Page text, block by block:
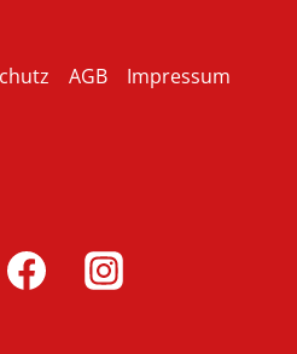
AGB Impressum